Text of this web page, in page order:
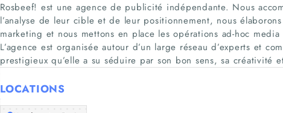
Rosbeef! est une agence de publicité indépendante. Nous
l’analyse de leur cible et de leur positionnement, nous
marketing et nous mettons en place les opérations ad-hoc
L’agence est organisée autour d’un large réseau d’experts et
prestigieux qu’elle a su séduire par son bon sens, sa créativité
LOCATIONS